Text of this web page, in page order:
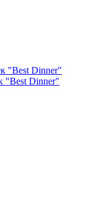
"Best Dinner"
"Best Dinner"